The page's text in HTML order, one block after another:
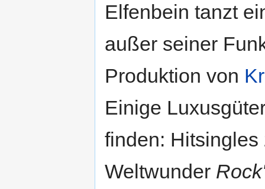
Elfenbein tanzt
außer seiner
Produktion von
Einige
finden:
Weltwunder